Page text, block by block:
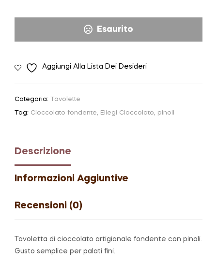
Esaurito
Aggiungi Alla Lista Dei Desideri
Categoria: Tavolette
Tag: Cioccolato fondente, Ellegi Cioccolato, pinoli
Descrizione
Informazioni Aggiuntive
Recensioni (0)
Tavoletta di cioccolato artigianale fondente con pinoli.
Gusto semplice per palati fini.